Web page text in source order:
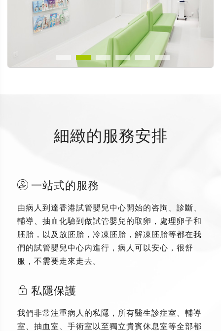
細緻的服務安排
一站式的服務
由病人到達香港試管嬰兒中心開始的咨詢、診斷、
輔導、抽血化驗到做試管嬰兒的取卵，處理卵子和
胚胎，以及放胚胎，冷凍胚胎，解凍胚胎等都在我
們的試管嬰兒中心内進行，病人可以安心，很舒
服，不需要走來走去。
私隱保護
我們非常注重病人的私隱，所有醫生診症室、輔導
室、抽血室、手術室以至獨立貴賓休息室等全部都